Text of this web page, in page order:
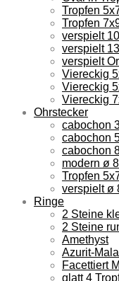
Tropfen
Tropfen
verspielt
verspielt
verspielt
Viereckig
Viereckig
Viereckig
Ohrstecker
cabochon
cabochon
cabochon
modern ø
Tropfen
verspielt ø
Ringe
2 Steine
2 Steine
Amethyst
Azurit-
Facettiert
glatt 4